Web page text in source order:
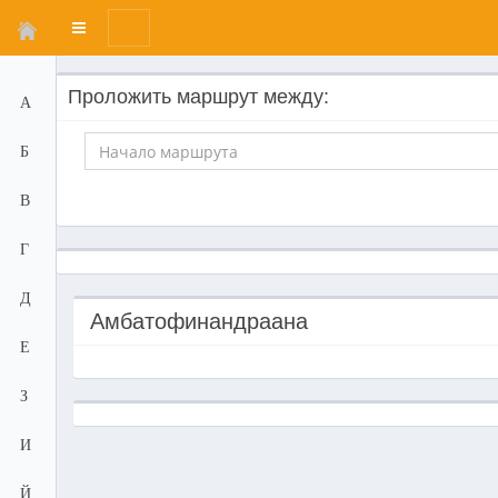
Переключатель
меню
А
Б
В
Г
Д
Е
З
И
Й
Проложить маршрут между:
Амбатофинандраана